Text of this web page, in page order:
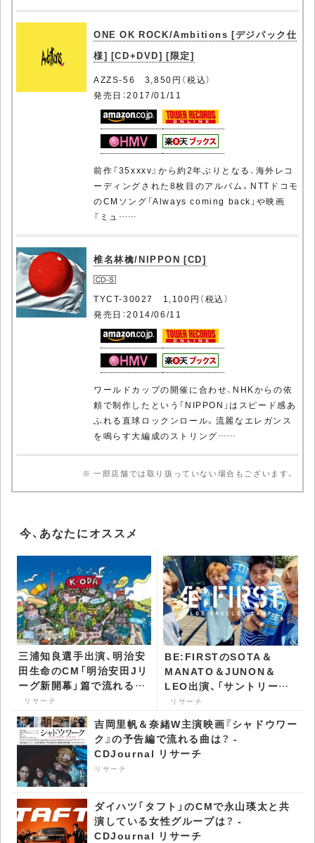
ONE OK ROCK/Ambitions [デジパック仕
様] [CD+DVD] [限定]
AZZS-56 3,850円（税込）
発売日：2017/01/11
前作『35xxxv』から約2年ぶりとなる、海外レコ
ーディングされた8枚目のアルバム。NTTドコモ
のCMソング「Always coming back」や映画
『ミュ……
椎名林檎/NIPPON [CD]
TYCT-30027 1,100円（税込）
発売日：2014/06/11
ワールドカップの開催に合わせ、NHKからの依
頼で制作したという「NIPPON」はスピード感あ
ふれる直球ロックンロール。流麗なエレガンス
を鳴らす大編成のストリング……
※ 一部店舗では取り扱っていない場合もございます。
今、あなたにオススメ
三浦知良選手出演、明治安
田生命のCM「明治安田Jリ
ーグ新開幕」篇で流れる曲
は？ - CDJournal リサー
チ
リサーチ
BE:FIRSTのSOTA＆
MANATO＆JUNON＆
LEO出演、「サントリー生
ビール」のCMで流れる曲
は？ - CDJournal リサー
チ
リサーチ
吉岡里帆＆奈緒W主演映画『シャドウワー
ク』の予告編で流れる曲は？ -
CDJournal リサーチ
リサーチ
ダイハツ「タフト」のCMで永山瑛太と共
演している女性グループは？ -
CDJournal リサーチ